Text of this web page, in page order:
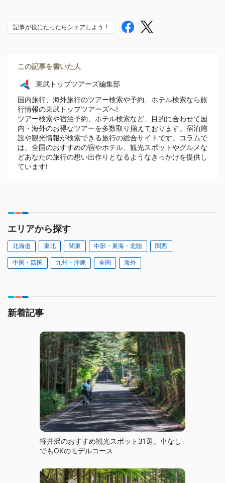
記事が役にたったらシェアしよう！
この記事を書いた人
東武トップツアーズ編集部
国内旅行、海外旅行のツアー検索や予約、ホテル検索なら旅
行情報の東武トップツアーズへ!
ツアー検索や宿泊予約、ホテル検索など、目的に合わせて国
内・海外のお得なツアーを多数取り揃えております。宿泊施
設や観光情報が検索できる旅行の総合サイトです。コラムで
は、全国のおすすめの宿やホテル、観光スポットやグルメな
どあなたの旅行の想い出作りとなるようなきっかけを提供し
ています!
エリアから探す
北海道 東北 関東 中部・東海・北陸 関西
中国・四国 九州・沖縄 全国 海外
新着記事
軽井沢のおすすめ観光スポット31選。車なし
でもOKのモデルコース